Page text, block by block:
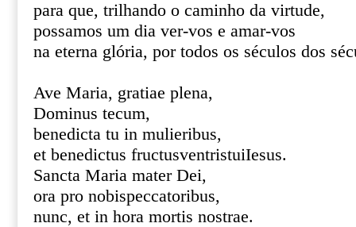
para que, trilhando o caminho da virtude,
possamos um dia ver-vos e amar-vos
na eterna glória, por todos os séculos dos
Ave Maria, gratiae plena,
Dominus tecum,
benedicta tu in mulieribus,
et benedictus fructusventristuiIesus.
Sancta Maria mater Dei,
ora pro nobispeccatoribus,
nunc, et in hora mortis nostrae.